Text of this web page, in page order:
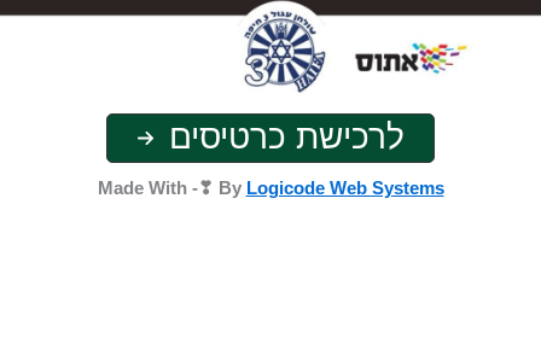
לרכישת כרטיסים
Made With -❣ By Logicode Web Systems